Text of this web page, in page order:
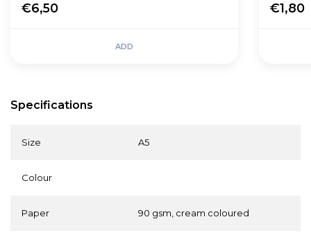
Specifications
Size A5
Colour
Paper 90 gsm, cream coloured
€6,50
ADD
€1,80